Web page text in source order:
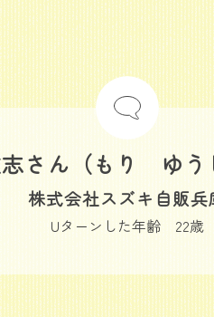
さん（もり ゆ
株式会社スズキ自販兵
Uターンした年齢 22歳